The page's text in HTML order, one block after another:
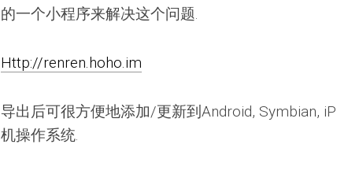
的一个小程序来解决这个问题.
Http://renren.hoho.im
导出后可很方便地添加/更新到Android, Symbian,
机操作系统.